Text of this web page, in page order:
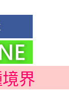
界